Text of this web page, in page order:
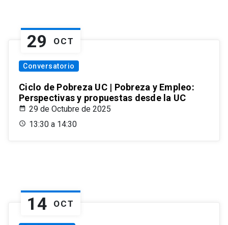
29 OCT
Conversatorio
Ciclo de Pobreza UC | Pobreza y Empleo:
Perspectivas y propuestas desde la UC
29 de Octubre de 2025
13:30 a 14:30
14 OCT